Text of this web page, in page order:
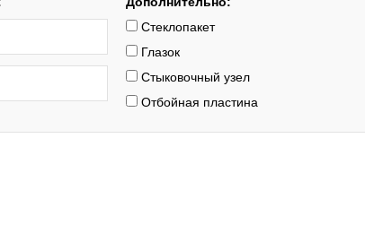
Стеклопакет
Глазок
Стыковочный узел
Отбойная пластина